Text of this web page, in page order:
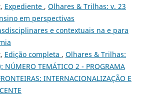
Expediente , Olhares & Trilhas: v. 23
em perspectivas
e contextuais na e para
Edição completa , Olhares & Trilhas:
NÚMERO TEMÁTICO 2 - PROGRAMA
INTERNACIONALIZAÇÃO E